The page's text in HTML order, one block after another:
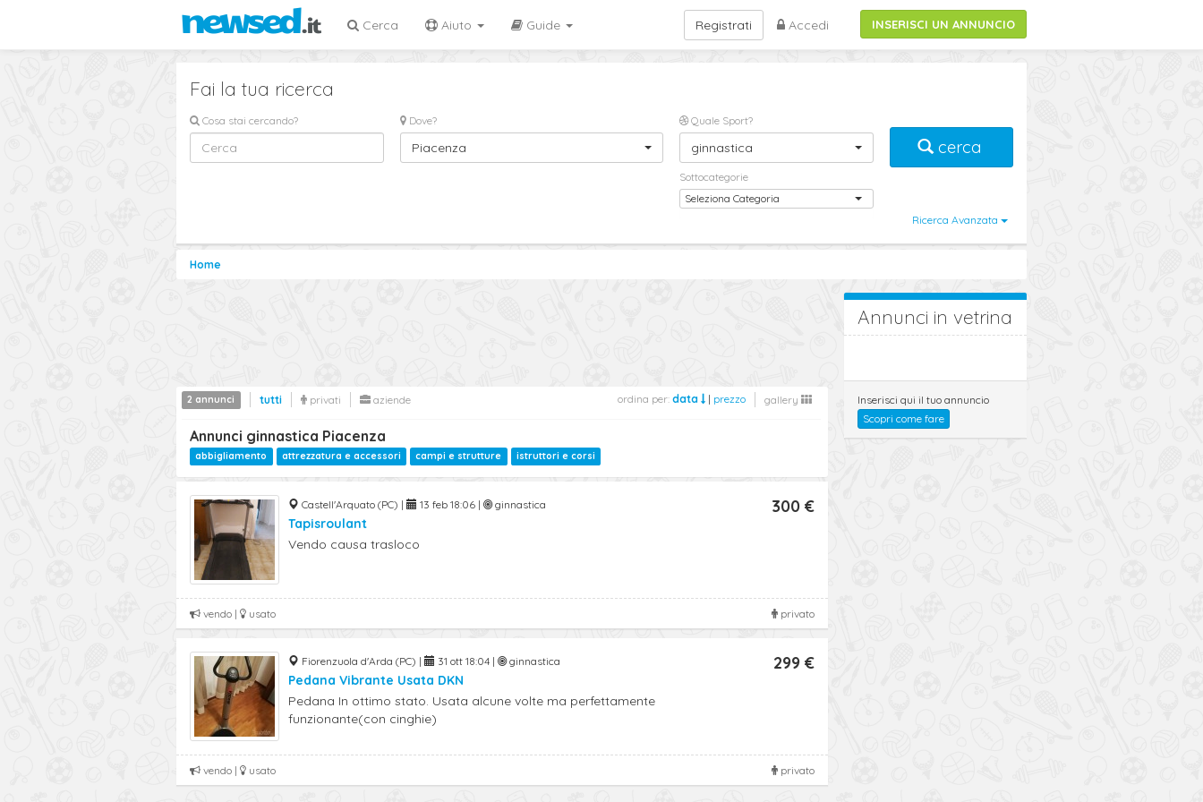
INSERISCI UN ANNUNCIO
Cerca Aiuto Guide Accedi
Registrati
Fai la tua ricerca
Cosa stai cercando? Dove?
Piacenza
Quale Sport?
ginnastica
Sottocategorie
Seleziona Categoria
cerca
Ricerca Avanzata
Home
tutti privati aziende
2 annunci ordina per: data | prezzo gallery
Annunci ginnastica Piacenza
abbigliamento attrezzatura e accessori campi e strutture istruttori e corsi
Castell'Arquato (PC) | 13 feb 18:06 | ginnastica
Tapisroulant
Vendo causa trasloco
300 €
privato
vendo | usato
Fiorenzuola d'Arda (PC) | 31 ott 18:04 | ginnastica
Pedana Vibrante Usata DKN
Pedana In ottimo stato. Usata alcune volte ma perfettamente
funzionante(con cinghie)
299 €
privato
vendo | usato
Annunci in vetrina
Inserisci qui il tuo annuncio
Scopri come fare